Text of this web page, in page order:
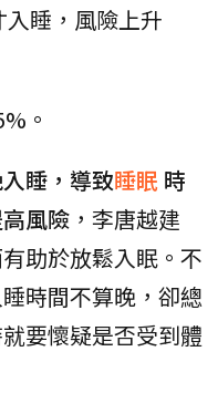
睡，風險上升
。
睡，導致睡眠 時
風險 ，李唐越建
助於放鬆入眠。不
時間不算晚，卻總
要懷疑是否受到體